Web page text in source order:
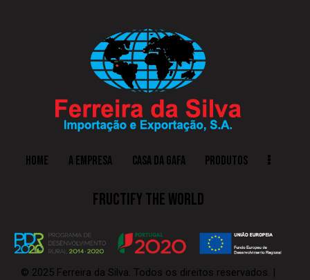
HOME A EMPRESA CASA DA GAFA PRODUTOS
FRUCTIFY THE WORLD
© 2025 Ferreira da Silva. Todos os direitos reservados. |